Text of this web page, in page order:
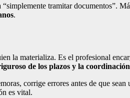
tramitar documentos”.
.
la materializa. Es el profesional
de los plazos y la
corrige errores antes de que
es vital.